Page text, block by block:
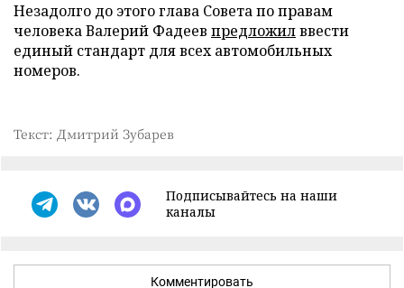
Незадолго до этого глава Совета по правам
человека Валерий Фадеев предложилввести
единый стандарт для всех автомобильных
номеров.
Текст: Дмитрий Зубарев
Подписывайтесь на наши
каналы
Комментировать